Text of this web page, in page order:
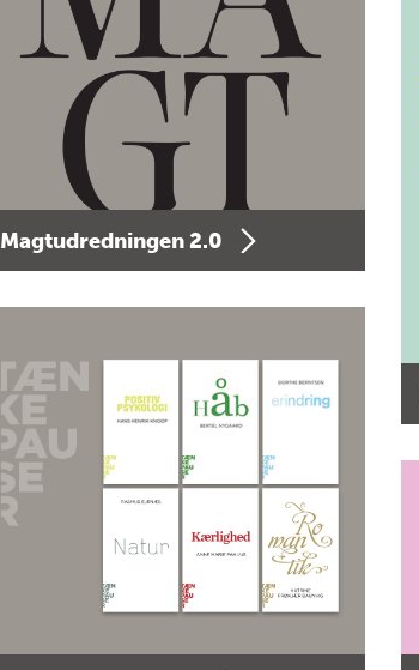
Magtudredningen 2.0